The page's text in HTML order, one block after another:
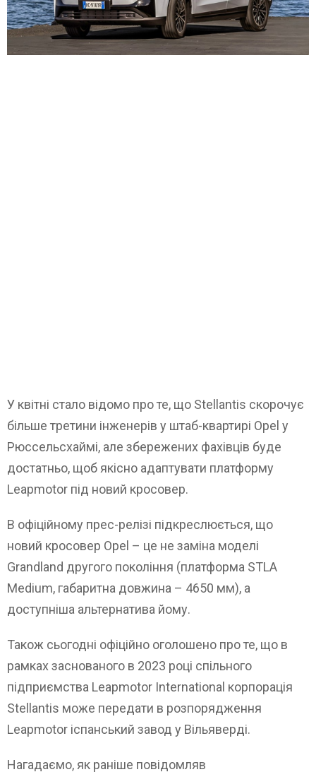
У квітні стало відомо про те, що Stellantis скорочує
більше третини інженерів у штаб-квартирі Opel у
Рюссельсхаймі, але збережених фахівців буде
достатньо, щоб якісно адаптувати платформу
Leapmotor під новий кросовер.
В офіційному прес-релізі підкреслюється, що
новий кросовер Opel – це не заміна моделі
Grandland другого покоління (платформа STLA
Medium, габаритна довжина – 4650 мм), а
доступніша альтернатива йому.
Також сьогодні офіційно оголошено про те, що в
рамках заснованого в 2023 році спільного
підприємства Leapmotor International корпорація
Stellantis може передати в розпорядження
Leapmotor іспанський завод у Вільяверді.
Нагадаємо, як раніше повідомляв